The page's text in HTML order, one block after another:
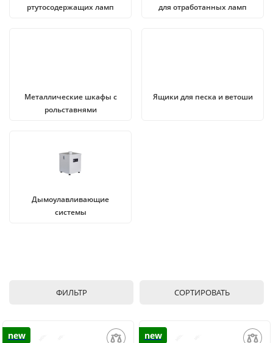
ртутосодержащих ламп
для отработанных ламп
Металлические шкафы с
рольставнями
Ящики для песка и ветоши
Дымоулавливающие
системы
ФИЛЬТР СОРТИРОВАТЬ
new new